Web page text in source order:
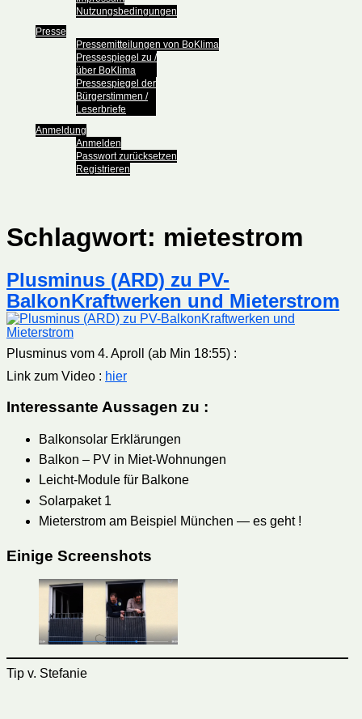
Nutzungsbedingungen
Presse
Pressemitteilungen von BoKlima
Pressespiegel zu /
über BoKlima
Pressespiegel der
Bürgerstimmen /
Leserbriefe
Anmeldung
Anmelden
Passwort zurücksetzen
Registrieren
Schlagwort: mietestrom
Plusminus (ARD) zu PV-
BalkonKraftwerken und Mieterstrom
Plusminus vom 4. Aproll (ab Min 18:55) :
Link zum Video : hier
Interessante Aussagen zu :
Balkonsolar Erklärungen
Balkon – PV in Miet-Wohnungen
Leicht-Module für Balkone
Solarpaket 1
Mieterstrom am Beispiel München — es geht !
Einige Screenshots
Tip v. Stefanie